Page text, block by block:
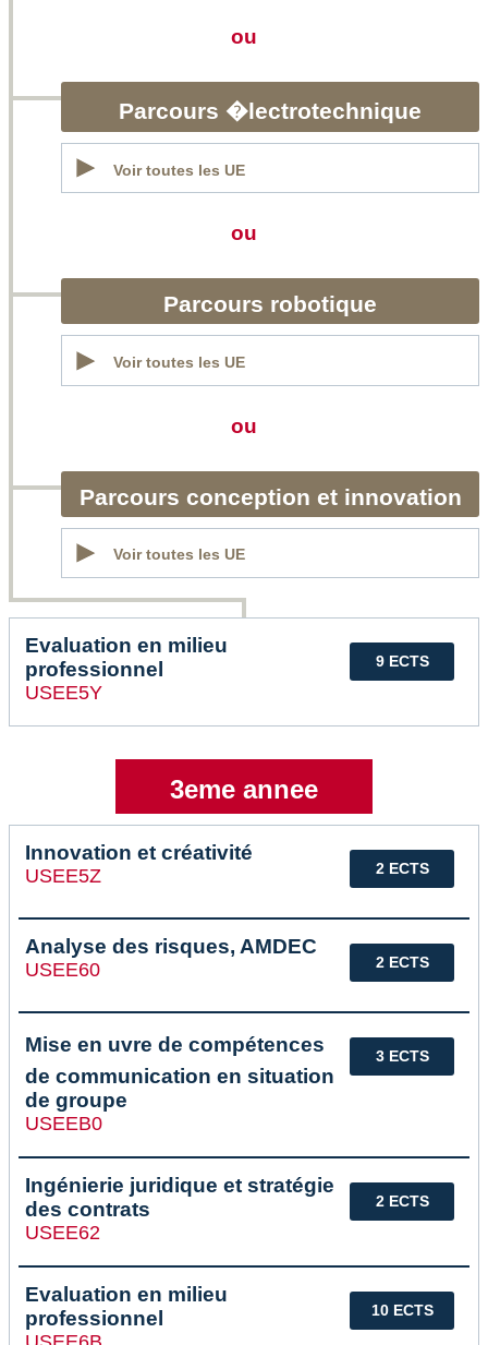
ou
Parcours �lectrotechnique
Voir toutes les UE
ou
Parcours robotique
Voir toutes les UE
ou
Parcours conception et innovation
Voir toutes les UE
9 ECTS
Evaluation en milieu
professionnel
USEE5Y
3eme annee
2 ECTS
Innovation et créativité
USEE5Z
2 ECTS
Analyse des risques, AMDEC
USEE60
3 ECTS
Mise en uvre de compétences
de communication en situation
de groupe
USEEB0
2 ECTS
Ingénierie juridique et stratégie
des contrats
USEE62
10 ECTS
Evaluation en milieu
professionnel